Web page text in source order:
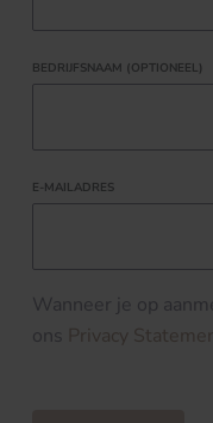
BEDRIJFSNAAM (OPTIONEEL)
E-MAILADRES
Wanneer je op
ons Privacy